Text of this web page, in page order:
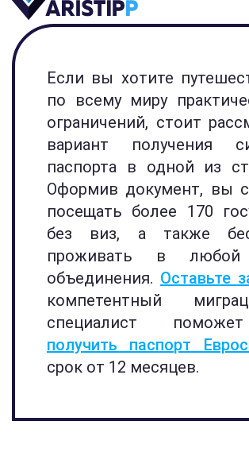
Если вы хотите
по всему миру
ограничений, стоит
вариант получения
паспорта в одной из
Оформив документ, вы
посещать более 170
без виз, а также
проживать в любой
объединения. Оставьте
компетентный
специалист
получить паспорт
срок от 12 месяцев.